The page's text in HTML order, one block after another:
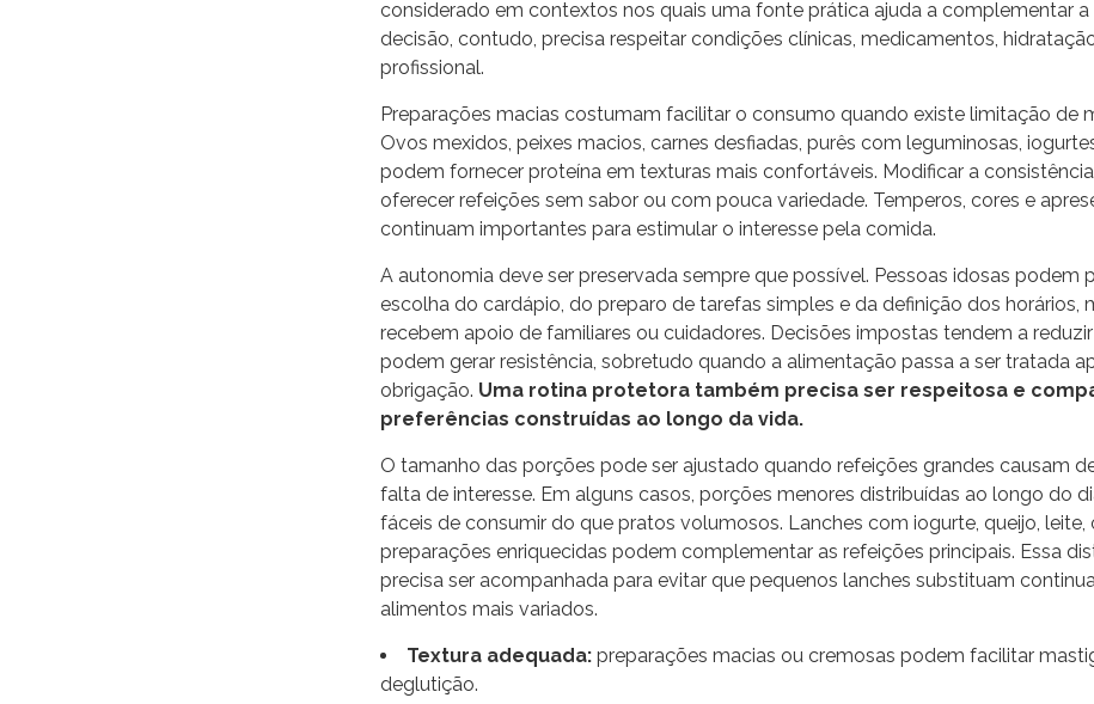
considerado em contextos nos quais uma fonte prática ajuda a complementar
decisão, contudo, precisa respeitar condições clínicas, medicamentos,
profissional.
Preparações macias costumam facilitar o consumo quando existe limitação de
Ovos mexidos, peixes macios, carnes desfiadas, purês com leguminosas,
podem fornecer proteína em texturas mais confortáveis. Modificar a
oferecer refeições sem sabor ou com pouca variedade. Temperos, cores e
continuam importantes para estimular o interesse pela comida.
A autonomia deve ser preservada sempre que possível. Pessoas idosas podem
escolha do cardápio, do preparo de tarefas simples e da definição dos horários,
recebem apoio de familiares ou cuidadores. Decisões impostas tendem a
podem gerar resistência, sobretudo quando a alimentação passa a ser tratada
obrigação. Uma rotina protetora também precisa ser respeitosa e
preferências construídas ao longo da vida.
O tamanho das porções pode ser ajustado quando refeições grandes causam
falta de interesse. Em alguns casos, porções menores distribuídas ao longo do
fáceis de consumir do que pratos volumosos. Lanches com iogurte, queijo, leite,
preparações enriquecidas podem complementar as refeições principais. Essa
precisa ser acompanhada para evitar que pequenos lanches substituam
alimentos mais variados.
Textura adequada: preparações macias ou cremosas podem facilitar
deglutição.